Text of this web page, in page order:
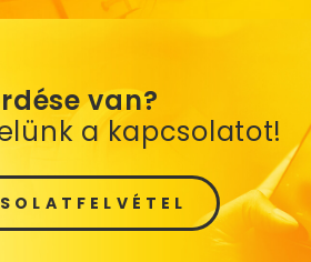
van?
a kapcsolatot!